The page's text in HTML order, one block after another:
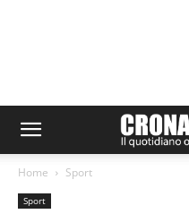
Home Sport
Sport